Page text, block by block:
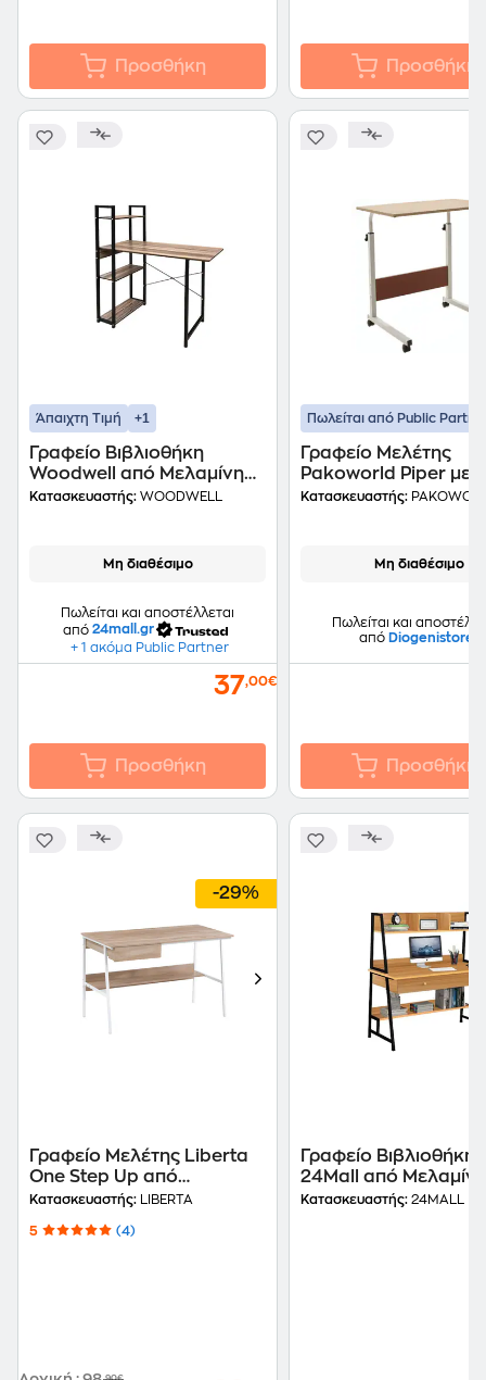
Προσθήκη Προσθήκη
Άπαιχτη Τιμή +1
Γραφείο Βιβλιοθήκη
Woodwell από Μελαμίνη
90x40x73-110cm -
Κατασκευαστής: WOODWELL
Μη διαθέσιμο
Πωλείται και αποστέλλεται
από 24mall.gr
+ 1 ακόμα Public Partner
37,00€
Προσθήκη
Πωλείται από Public
Γραφείο Μελέτης
Pakoworld Piper με
Αυξομείωση Ύψους
Κατασκευαστής:
Μη διαθέσιμο
Πωλείται και
από Diogenistore
Προσθήκη
-29%
Γραφείο Μελέτης Liberta
One Step Up από
Μελαμίνη 120x60cm -
Κατασκευαστής: LIBERTA
5 (4)
,90€
Γραφείο Βιβλιοθήκη
24Mall από Μελαμίνη
120x48cm - Φυσικό/
Κατασκευαστής: 24MALL